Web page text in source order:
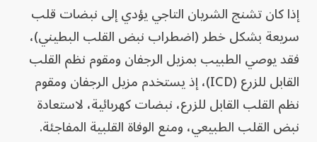
إذا كان تشنج الشريان التاجي يؤدي إلى نبضات قلب
سريعة بشكل خطر (اضطراب نبض القلب البطيني)،
فقد يوصي الطبيب بمزيل الرجفان ومقوم نظم القلب
القابل للزرع (ICD)، إذ يستخدم مزيل الرجفان ومقوم
نظم القلب القابل للزرع، نبضات كهربائية، لاستعادة
نبض القلب الطبيعي، ومنع الوفاة القلبية المفاجئة.